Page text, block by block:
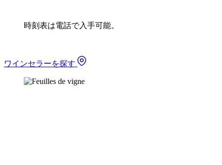
時刻表は電話で入手可能。
ワインセラーを探す